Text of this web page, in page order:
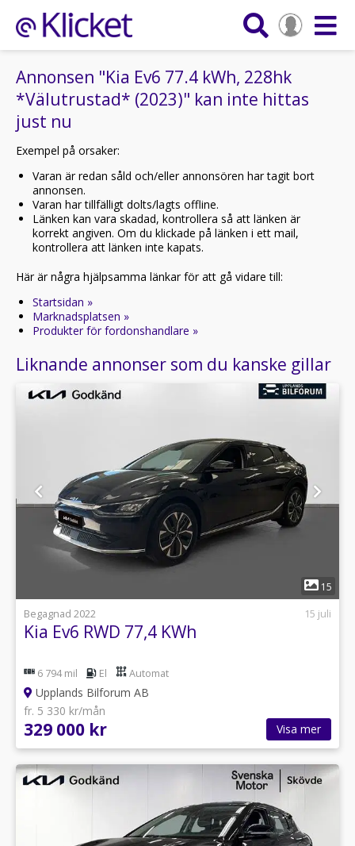
Annonsen "Kia Ev6 77.4 kWh, 228hk
*Välutrustad* (2023)" kan inte hittas
just nu
Exempel på orsaker:
Varan är redan såld och/eller annonsören har tagit bort
annonsen.
Varan har tillfälligt dolts/lagts offline.
Länken kan vara skadad, kontrollera så att länken är
korrekt angiven. Om du klickade på länken i ett mail,
kontrollera att länken inte kapats.
Här är några hjälpsamma länkar för att gå vidare till:
Startsidan »
Marknadsplatsen »
Produkter för fordonshandlare »
Liknande annonser som du kanske gillar
15
Begagnad 2022
15 juli
Kia Ev6 RWD 77,4 KWh
6 794 mil El Automat
Upplands Bilforum AB
fr. 5 330 kr/mån
329 000 kr Visa mer